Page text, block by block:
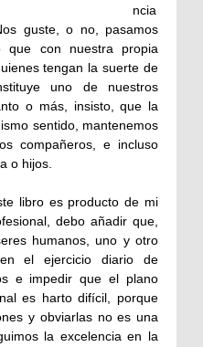
ncia
guste, o no, pasamos
que con nuestra propia
tengan la suerte de
uno de nuestros
o más, insisto, que la
sentido, mantenemos
compañeros, e incluso
o hijos.
libro es producto de mi
debo añadir que,
humanos, uno y otro
el ejercicio diario de
e impedir que el plano
es harto difícil, porque
y obviarlas no es una
la excelencia en la